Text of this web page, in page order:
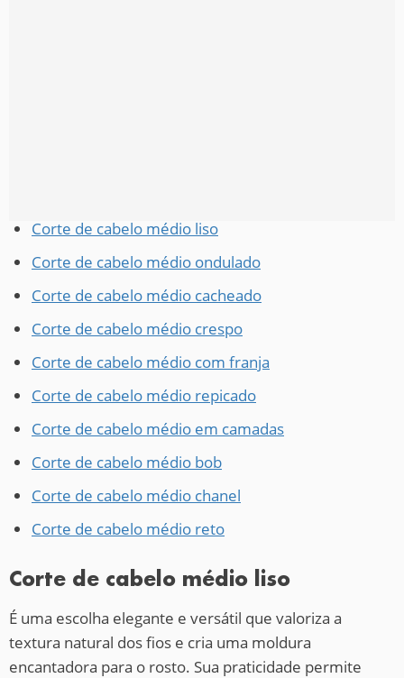
Corte de cabelo médio liso
Corte de cabelo médio ondulado
Corte de cabelo médio cacheado
Corte de cabelo médio crespo
Corte de cabelo médio com franja
Corte de cabelo médio repicado
Corte de cabelo médio em camadas
Corte de cabelo médio bob
Corte de cabelo médio chanel
Corte de cabelo médio reto
Corte de cabelo médio liso
É uma escolha elegante e versátil que valoriza a
textura natural dos fios e cria uma moldura
encantadora para o rosto. Sua praticidade permite